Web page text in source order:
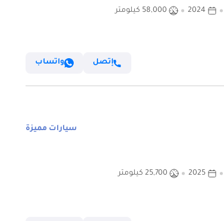
2024 58,000 كيلومتر
إتصل واتساب
سيارات مميزة
2025 25,700 كيلومتر